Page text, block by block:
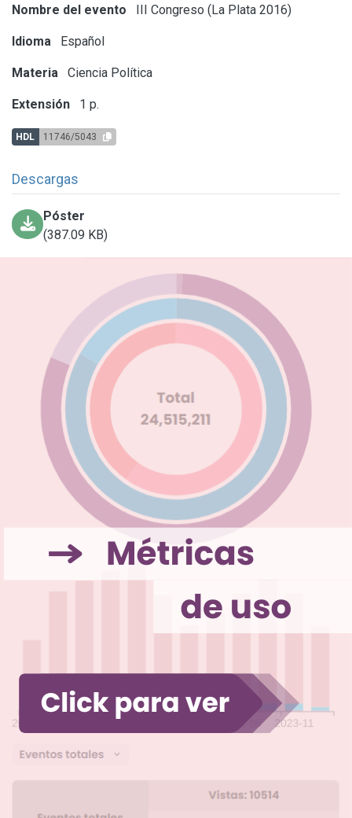
Nombre del evento III Congreso (La Plata 2016)
Idioma Español
Materia Ciencia Política
Extensión 1 p.
HDL 11746/5043
Descargas
Póster
(387.09 KB)